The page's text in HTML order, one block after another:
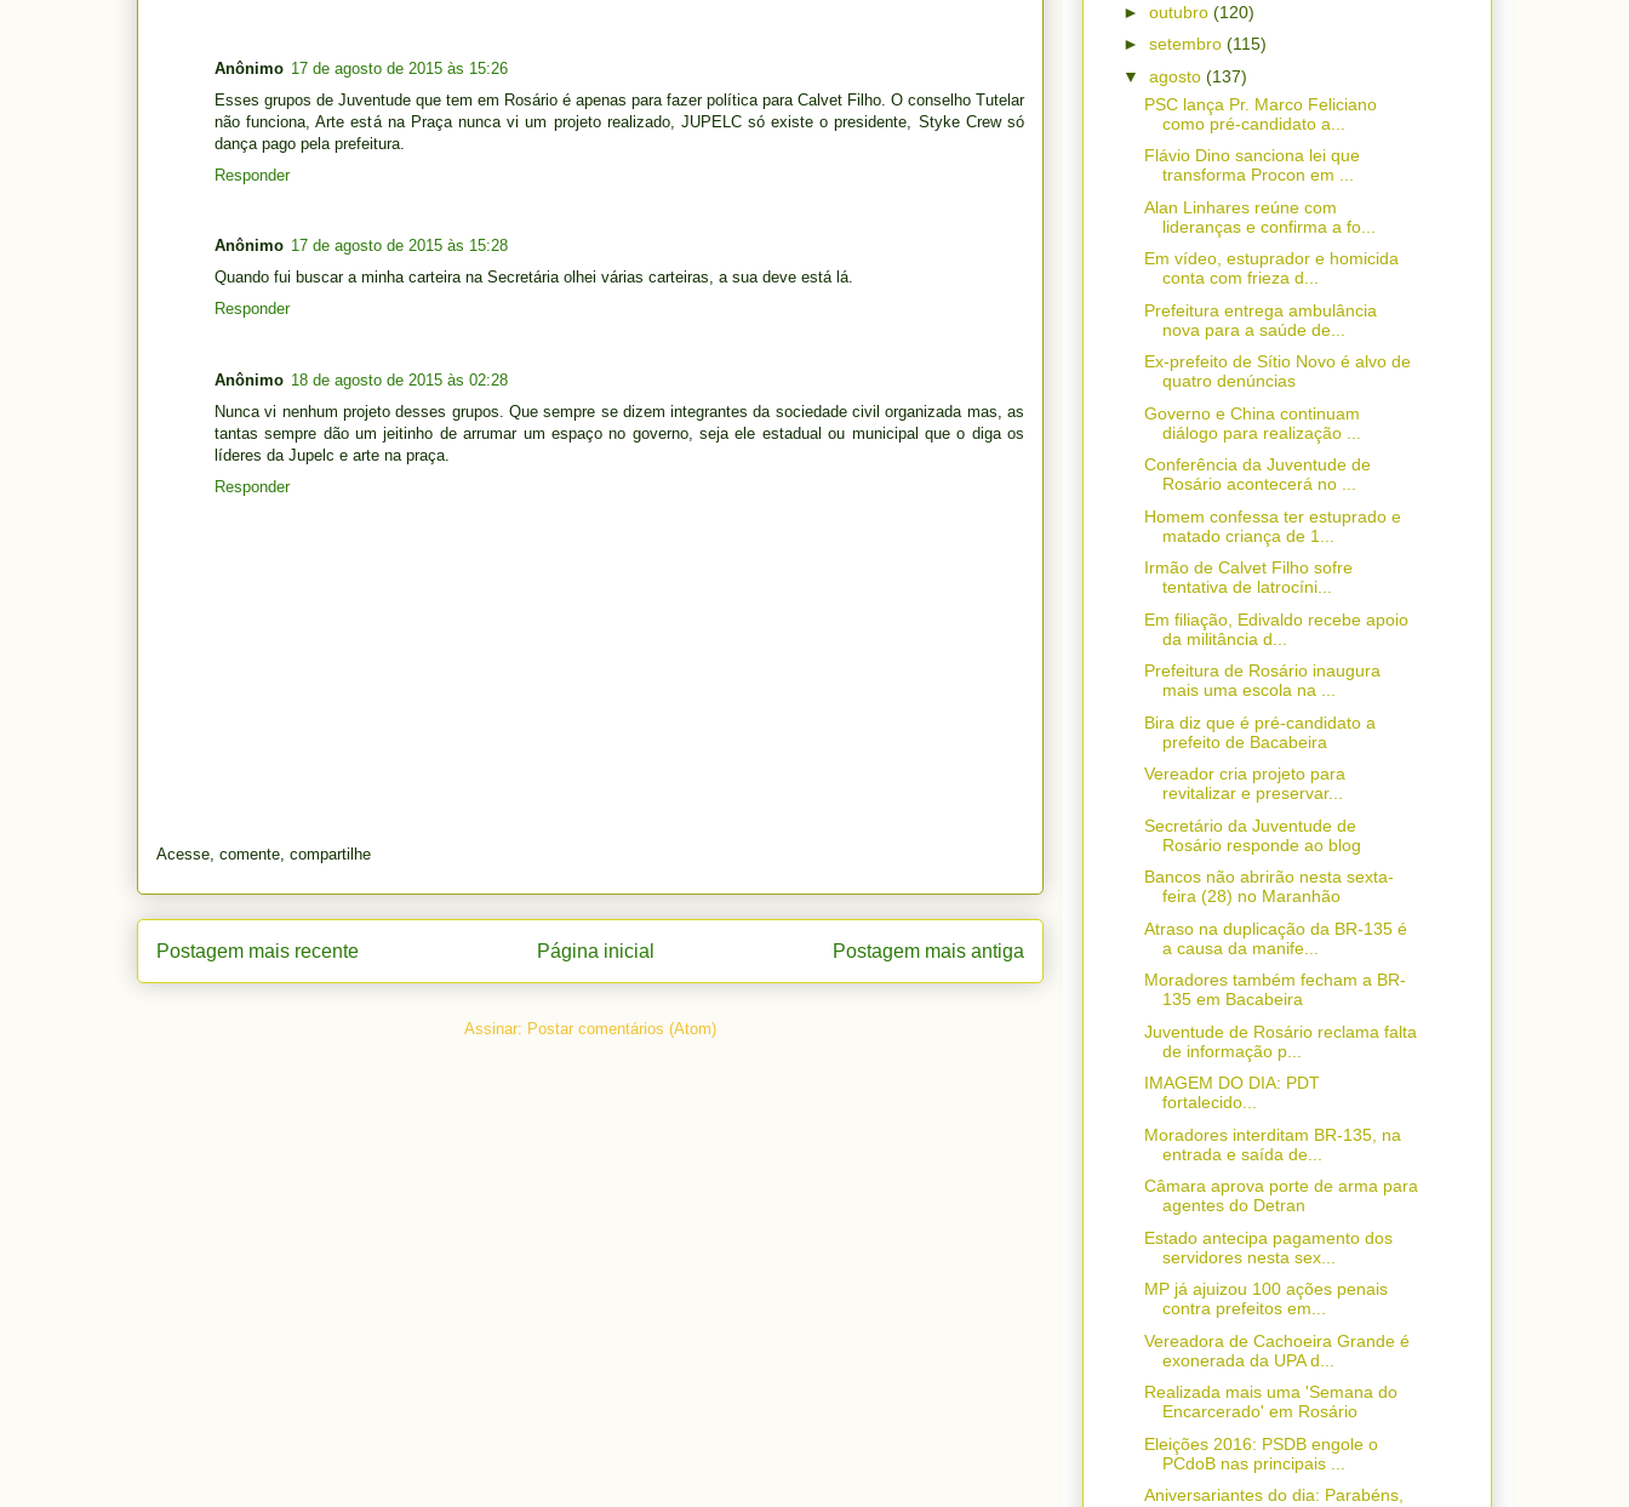
Anônimo 17 de agosto de 2015 às 15:26
Esses grupos de Juventude que tem em Rosário é apenas para fazer política para Calvet Filho. O conselho Tutelar
não funciona, Arte está na Praça nunca vi um projeto realizado, JUPELC só existe o presidente, Styke Crew só
dança pago pela prefeitura.
Responder
Anônimo 17 de agosto de 2015 às 15:28
Quando fui buscar a minha carteira na Secretária olhei várias carteiras, a sua deve está lá.
Responder
Anônimo 18 de agosto de 2015 às 02:28
Nunca vi nenhum projeto desses grupos. Que sempre se dizem integrantes da sociedade civil organizada mas, as
tantas sempre dão um jeitinho de arrumar um espaço no governo, seja ele estadual ou municipal que o diga os
líderes da Jupelc e arte na praça.
Responder
Acesse, comente, compartilhe
Postagem mais recente Postagem mais antiga
Página inicial
Assinar: Postar comentários (Atom)
► outubro (120)
► setembro (115)
▼ agosto (137)
PSC lança Pr. Marco Feliciano
como pré-candidato a...
Flávio Dino sanciona lei que
transforma Procon em ...
Alan Linhares reúne com
lideranças e confirma a fo...
Em vídeo, estuprador e homicida
conta com frieza d...
Prefeitura entrega ambulância
nova para a saúde de...
Ex-prefeito de Sítio Novo é alvo de
quatro denúncias
Governo e China continuam
diálogo para realização ...
Conferência da Juventude de
Rosário acontecerá no ...
Homem confessa ter estuprado e
matado criança de 1...
Irmão de Calvet Filho sofre
tentativa de latrocíni...
Em filiação, Edivaldo recebe apoio
da militância d...
Prefeitura de Rosário inaugura
mais uma escola na ...
Bira diz que é pré-candidato a
prefeito de Bacabeira
Vereador cria projeto para
revitalizar e preservar...
Secretário da Juventude de
Rosário responde ao blog
Bancos não abrirão nesta sexta-
feira (28) no Maranhão
Atraso na duplicação da BR-135 é
a causa da manife...
Moradores também fecham a BR-
135 em Bacabeira
Juventude de Rosário reclama falta
de informação p...
IMAGEM DO DIA: PDT
fortalecido...
Moradores interditam BR-135, na
entrada e saída de...
Câmara aprova porte de arma para
agentes do Detran
Estado antecipa pagamento dos
servidores nesta sex...
MP já ajuizou 100 ações penais
contra prefeitos em...
Vereadora de Cachoeira Grande é
exonerada da UPA d...
Realizada mais uma 'Semana do
Encarcerado' em Rosário
Eleições 2016: PSDB engole o
PCdoB nas principais ...
Aniversariantes do dia: Parabéns,